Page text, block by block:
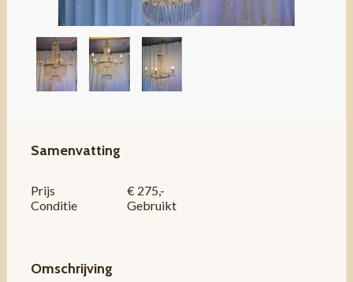
Samenvatting
Prijs
€ 275,-
Conditie
Gebruikt
Omschrijving